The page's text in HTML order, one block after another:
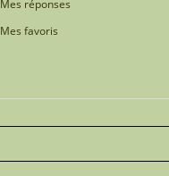
Mes réponses
Mes favoris